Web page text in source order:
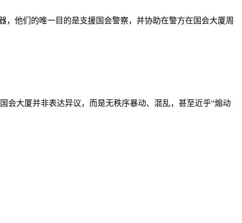
他们的唯一目的是支援国会警察，并协助在警方在国会大厦周
会大厦并非表达异议，而是无秩序暴动、混乱，甚至近乎“煽动